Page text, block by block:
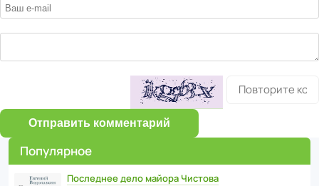
Отправить комментарий
Популярное
Последнее дело майора Чистова